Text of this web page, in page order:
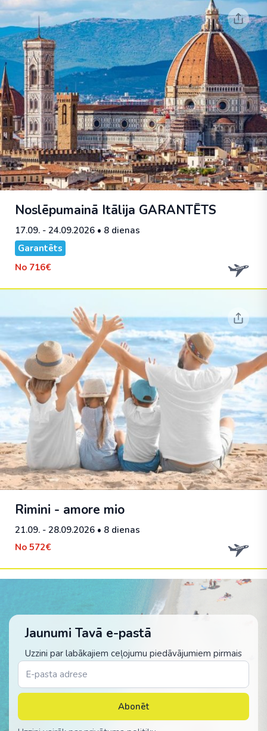
Noslēpumainā Itālija GARANTĒTS
17.09. - 24.09.2026 • 8 dienas
Garantēts
No 716€
Rimini - amore mio
21.09. - 28.09.2026 • 8 dienas
No 572€
Jaunumi Tavā e-pastā
Uzzini par labākajiem ceļojumu piedāvājumiem pirmais
Abonēt